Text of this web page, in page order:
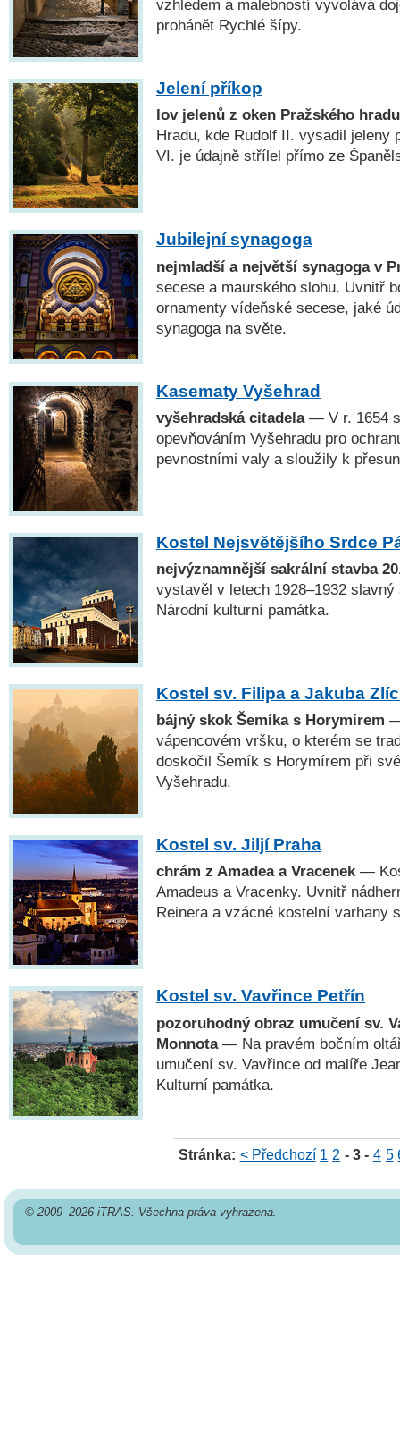
vzhledem a malebností vyvolává
prohánět Rychlé šípy.
Jelení příkop
lov jelenů z oken Pražského hradu
Hradu, kde Rudolf II. vysadil jeleny
VI. je údajně střílel přímo ze
Jubilejní synagoga
nejmladší a největší synagoga v
secese a maurského slohu. Uvnitř
ornamenty vídeňské secese, jaké
synagoga na světe.
Kasematy Vyšehrad
vyšehradská citadela— V r. 1654
opevňováním Vyšehradu pro
pevnostními valy a sloužily k
Kostel Nejsvětějšího Srdce
nejvýznamnější sakrální stavba
vystavěl v letech 1928–1932
Národní kulturní památka.
Kostel sv. Filipa a Jakuba
bájný skok Šemíka s Horymírem
vápencovém vršku, o kterém se
doskočil Šemík s Horymírem při
Vyšehradu.
Kostel sv. Jiljí Praha
chrám z Amadea a Vracenek —
Amadeus a Vracenky. Uvnitř
Reinera a vzácné kostelní varhany
Kostel sv. Vavřince Petřín
pozoruhodný obraz umučení sv.
Monnota — Na pravém bočním
umučení sv. Vavřince od malíře
Kulturní památka.
Stránka: < Předchozí 1 2 - 3 - 4 5
© 2009–2026 iTRAS. Všechna práva vyhrazena.